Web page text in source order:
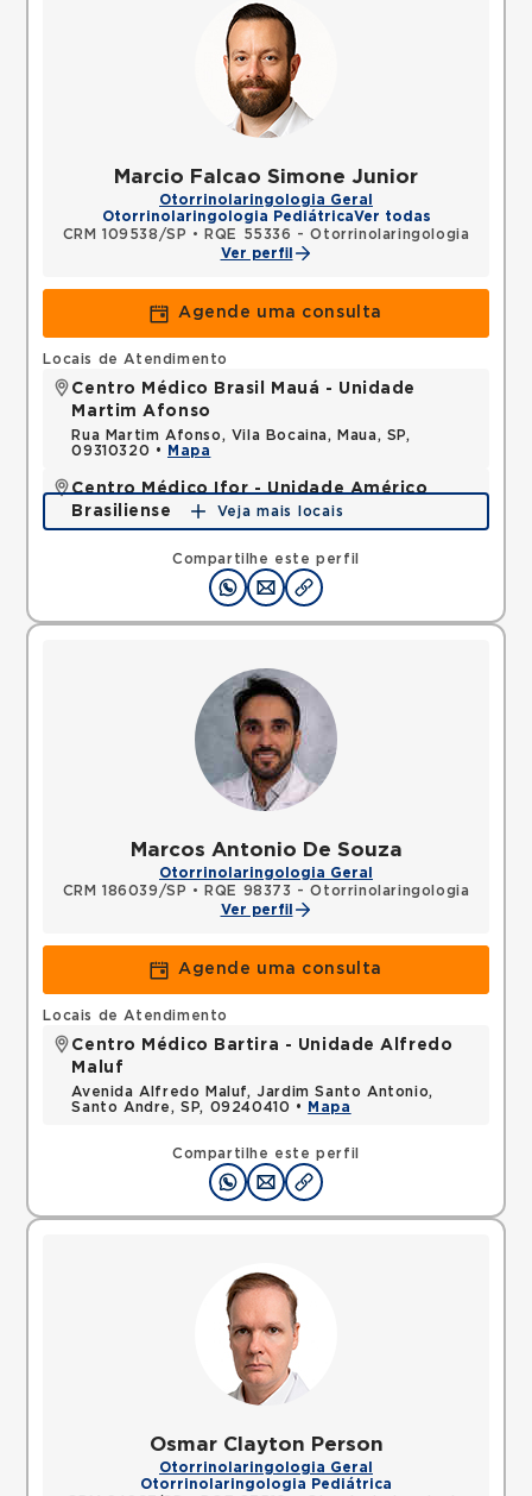
Marcio Falcao Simone Junior
Otorrinolaringologia Geral
Otorrinolaringologia PediátricaVer todas
CRM 109538/SP •
RQE 55336 - Otorrinolaringologia
Ver perfil
Agende uma consulta
Compartilhe este perfil
Locais de Atendimento
Centro Médico Brasil Mauá - Unidade
Martim Afonso
Rua Martim Afonso, Vila Bocaina, Maua, SP,
09310320 •
Mapa
Centro Médico Ifor - Unidade Américo
Brasiliense
Rua Americo Brasiliense, Centro, Sao Bernardo do
Campo, SP, 09715021 •
Mapa
Veja mais locais
Marcos Antonio De Souza
Otorrinolaringologia Geral
CRM 186039/SP •
RQE 98373 - Otorrinolaringologia
Ver perfil
Agende uma consulta
Compartilhe este perfil
Locais de Atendimento
Centro Médico Bartira - Unidade Alfredo
Maluf
Avenida Alfredo Maluf, Jardim Santo Antonio,
Santo Andre, SP, 09240410 •
Mapa
Osmar Clayton Person
Otorrinolaringologia Geral
Otorrinolaringologia Pediátrica